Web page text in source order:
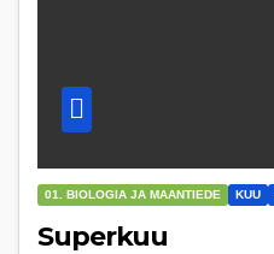
01. BIOLOGIA JA MAANTIEDE KUU
Superkuu